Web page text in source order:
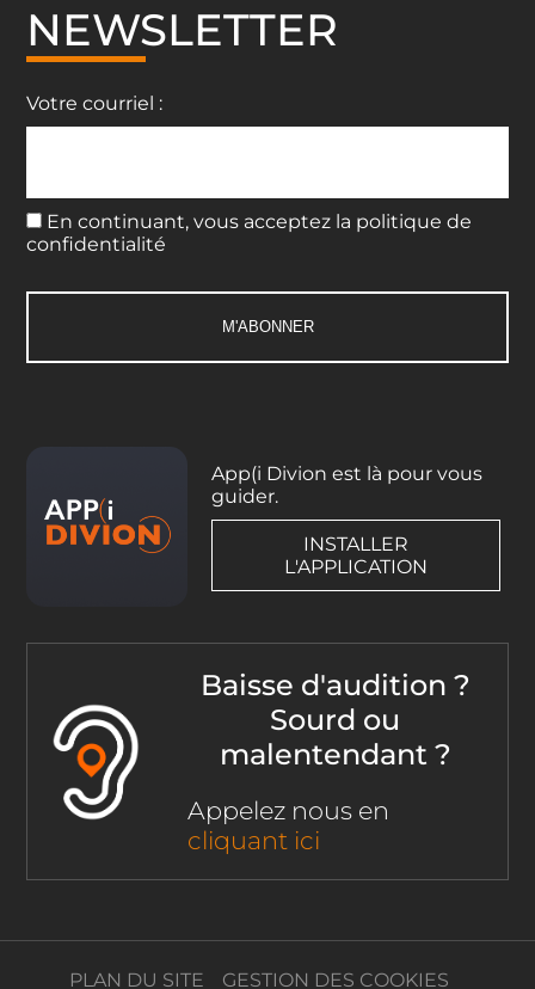
NEWSLETTER
Votre courriel :
En continuant, vous acceptez la politique de
confidentialité
App(i Divion est là pour vous
guider.
INSTALLER
L'APPLICATION
Baisse d'audition ?
Sourd ou
malentendant ?
Appelez nous en
cliquant ici
PLAN DU SITE GESTION DES COOKIES